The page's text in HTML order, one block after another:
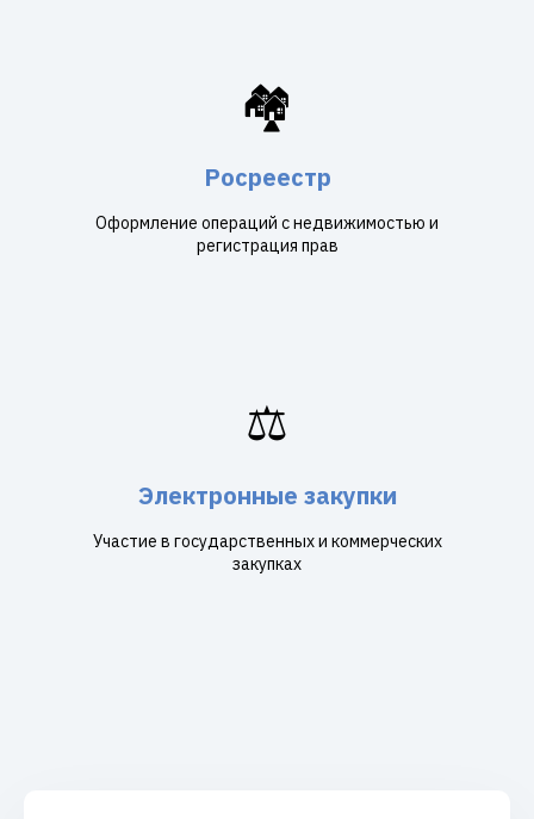
🏘️
Росреестр
Оформление операций с недвижимостью и
регистрация прав
⚖️
Электронные закупки
Участие в государственных и коммерческих
закупках